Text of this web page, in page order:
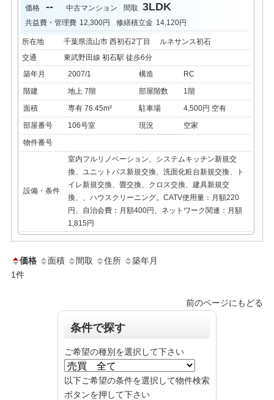
価格 -- 中古マンション 間取 3LDK
共益費・管理費 12,300円 修繕積立金 14,120円
所在地
千葉県流山市 西初石2丁目 ルネサンス初石
交通
東武野田線 初石駅 徒歩6分
築年月
2007/1 構造
RC
階建
地上 7階 部屋階数
1階
面積
専有 76.45m² 駐車場
4,500円 空有
部屋番号
106号室 現況
空家
物件番号
設備・条件
室内フルリノベーション、システムキッチン新規交
換、ユニットバス新規交換、洗面化粧台新規交換、ト
イレ新規交換、畳交換、クロス交換、建具新規交
換、、ハウスクリーニング。CATV使用量：月額220
円、自治会費：月額400円、ネットワーク関連：月額
1,815円
価格 面積 間取 住所
築年月
1件
前のページにもどる
条件で探す
ご希望の種別を選択して下さい
以下ご希望の条件を選択して物件検索
ボタンを押して下さい